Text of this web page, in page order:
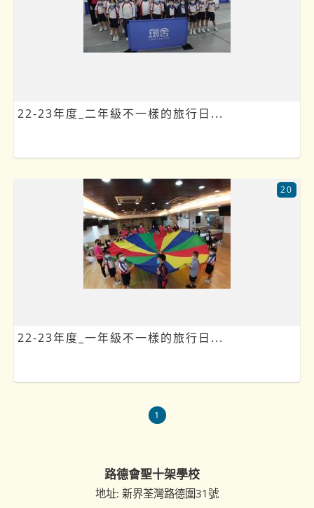
22-23年度_二年級不一樣的旅行日...
22-23年度_一年級不一樣的旅行日...
20
1
路德會聖十架學校
地址: 新界荃灣路德圍31號